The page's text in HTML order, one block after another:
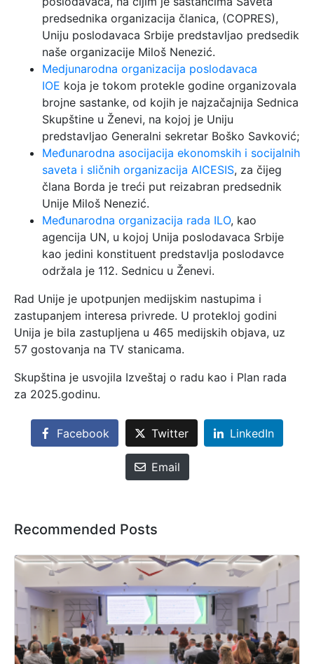
predsednika organizacija članica, (COPRES),
Uniju poslodavaca Srbije predstavljao predsedik
naše organizacije Miloš Nenezić.
Medjunarodna organizacija poslodavaca
IOE koja je tokom protekle godine organizovala
brojne sastanke, od kojih je najzačajnija Sednica
Skupštine u Ženevi, na kojoj je Uniju
predstavljao Generalni sekretar Boško Savković;
Međunarodna asocijacija ekonomskih i socijalnih
saveta i sličnih organizacija AICESIS, za čijeg
člana Borda je treći put reizabran predsednik
Unije Miloš Nenezić.
Međunarodna organizacija rada ILO, kao
agencija UN, u kojoj Unija poslodavaca Srbije
kao jedini konstituent predstavlja poslodavce
održala je 112. Sednicu u Ženevi.
Rad Unije je upotpunjen medijskim nastupima i
zastupanjem interesa privrede. U protekloj godini
Unija je bila zastupljena u 465 medijskih objava, uz
57 gostovanja na TV stanicama.
Skupština je usvojila Izveštaj o radu kao i Plan rada
za 2025.godinu.
Facebook Twitter LinkedIn
Email
Recommended Posts